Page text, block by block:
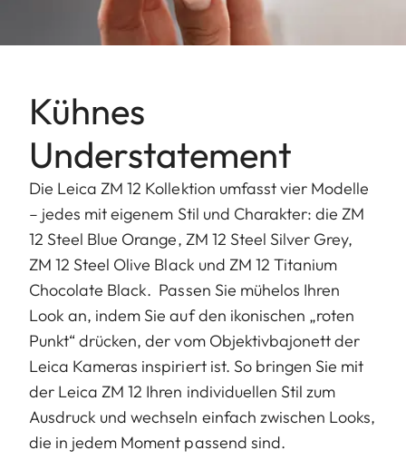
Kühnes
Understatement
Die Leica ZM 12 Kollektion umfasst vier Modelle
– jedes mit eigenem Stil und Charakter: die ZM
12 Steel Blue Orange, ZM 12 Steel Silver Grey,
ZM 12 Steel Olive Black und ZM 12 Titanium
Chocolate Black. Passen Sie mühelos Ihren
Look an, indem Sie auf den ikonischen „roten
Punkt“ drücken, der vom Objektivbajonett der
Leica Kameras inspiriert ist. So bringen Sie mit
der Leica ZM 12 Ihren individuellen Stil zum
Ausdruck und wechseln einfach zwischen Looks,
die in jedem Moment passend sind.